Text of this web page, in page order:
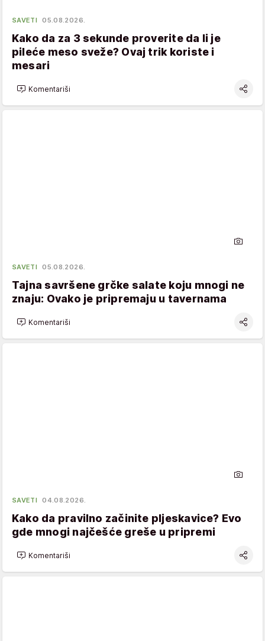
SAVETI 05.08.2026.
Kako da za 3 sekunde proverite da li je
pileće meso sveže? Ovaj trik koriste i
mesari
Komentariši
SAVETI 05.08.2026.
Tajna savršene grčke salate koju mnogi ne
znaju: Ovako je pripremaju u tavernama
Komentariši
SAVETI 04.08.2026.
Kako da pravilno začinite pljeskavice? Evo
gde mnogi najčešće greše u pripremi
Komentariši